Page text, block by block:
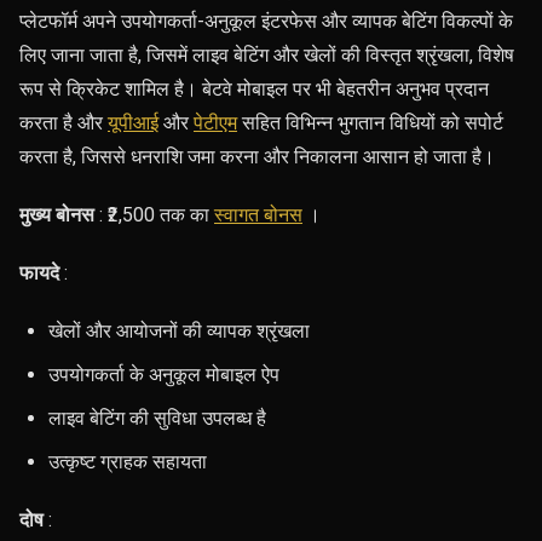
प्लेटफॉर्म अपने उपयोगकर्ता-अनुकूल इंटरफेस और व्यापक बेटिंग विकल्पों के
लिए जाना जाता है, जिसमें लाइव बेटिंग और खेलों की विस्तृत श्रृंखला, विशेष
रूप से क्रिकेट शामिल है। बेटवे मोबाइल पर भी बेहतरीन अनुभव प्रदान
करता है औरयूपीआईऔरपेटीएमसहित विभिन्न भुगतान विधियों को सपोर्ट
करता है, जिससे धनराशि जमा करना और निकालना आसान हो जाता है।
मुख्य बोनस: ₹2,500 तक कास्वागत बोनस ।
फायदे:
खेलों और आयोजनों की व्यापक श्रृंखला
उपयोगकर्ता के अनुकूल मोबाइल ऐप
लाइव बेटिंग की सुविधा उपलब्ध है
उत्कृष्ट ग्राहक सहायता
दोष: